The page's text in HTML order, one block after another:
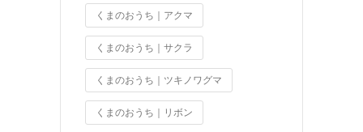
くまのおうち｜アクマ
くまのおうち｜サクラ
くまのおうち｜ツキノワグマ
くまのおうち｜リボン